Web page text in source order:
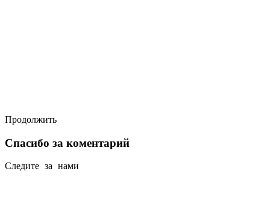
Продолжить
Спасибо за коментарий
Следите за нами